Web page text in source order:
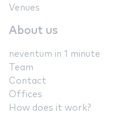
Venues
About us
neventum in 1 minute
Team
Contact
Offices
How does it work?